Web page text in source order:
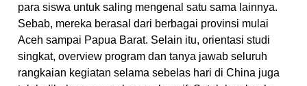
para siswa untuk saling mengenal satu sama lainnya.
Sebab, mereka berasal dari berbagai provinsi mulai
Aceh sampai Papua Barat. Selain itu, orientasi studi
singkat, overview program dan tanya jawab seluruh
rangkaian kegiatan selama sebelas hari di China juga